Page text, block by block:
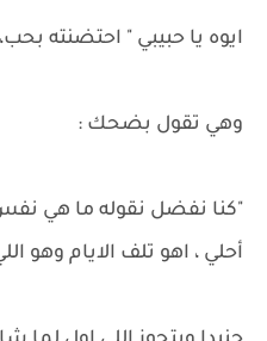
ايوه يا حبيبي " احتضنته
وهي تقول بضحك :
"كنا نفضل نقوله ما هي
أحلي ، اهو تلف الايام وهو